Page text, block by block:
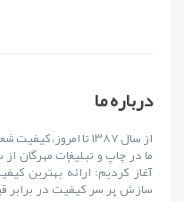
درباره ما
از سال ۱۳۸۷ تا امروز، کیفیت شعار ماست.
آغاز کردیم: ارائهٔ بهترین
سازش بر سر کیفیت در برابر